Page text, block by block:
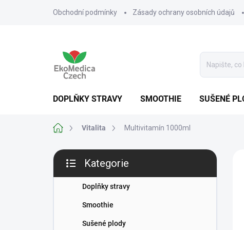
Obchodní podmínky Zásady ochrany osobních údajů
DOPLŇKY STRAVY SMOOTHIE SUŠENÉ
Domů Vitalita Multivitamín 1000ml
P
s
kategorie
Kategorie
Doplňky stravy
Smoothie
Sušené plody